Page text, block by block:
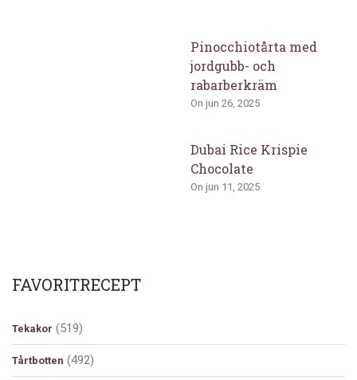
Pinocchiotårta med
jordgubb- och
rabarberkräm
On jun 26, 2025
Dubai Rice Krispie
Chocolate
On jun 11, 2025
FAVORITRECEPT
Tekakor (519)
Tårtbotten (492)